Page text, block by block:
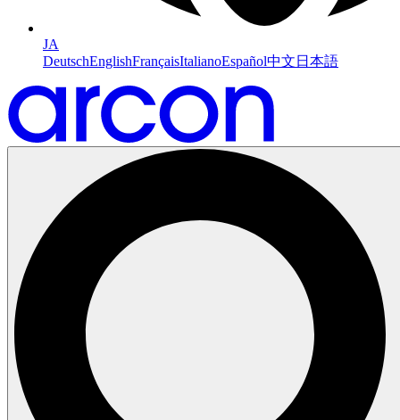
JA
DeutschEnglishFrançaisItalianoEspañol中文 日本語